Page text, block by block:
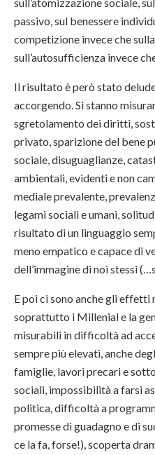
sull’atomizzazione sociale,
passivo, sul benessere
competizione invece che
sull’autosufficienza invece
Il risultato è però stato
accorgendo. Si stanno
sgretolamento dei diritti,
privato, sparizione del bene
sociale, disuguaglianze,
ambientali, evidenti e non
mediale prevalente,
legami sociali e umani,
risultato di un linguaggio
meno empatico e capace di
dell’immagine di noi stessi
E poi ci sono anche gli
soprattutto i Millenial e la
misurabili in difficoltà ad
sempre più elevati, anche
famiglie, lavori precari e
sociali, impossibilità a farsi
politica, difficoltà a
promesse di guadagno e di
ce la fa, forse!), scoperta